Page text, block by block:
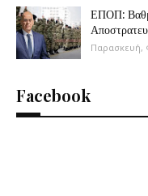
ΕΠΟΠ:
Παρασκευή,
Facebook